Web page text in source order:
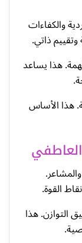
والكفاءات
ذاتي.
هذا يساعد
هذا الأساس
القوة.
التوازن. هذا